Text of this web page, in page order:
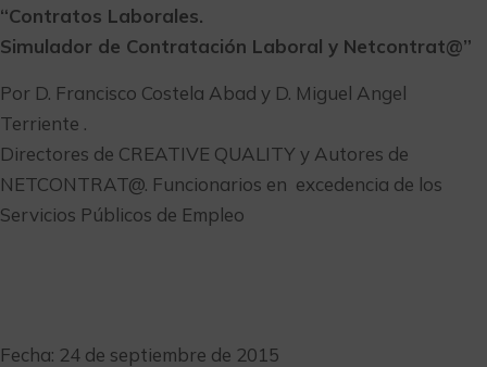
“Contratos Laborales.
Simulador de Contratación Laboral y Netcontrat@”
Por D. Francisco Costela Abad y D. Miguel Angel
Terriente .
Directores de CREATIVE QUALITY y Autores de
NETCONTRAT@. Funcionarios en excedencia de los
Servicios Públicos de Empleo
Fecha: 24 de septiembre de 2015